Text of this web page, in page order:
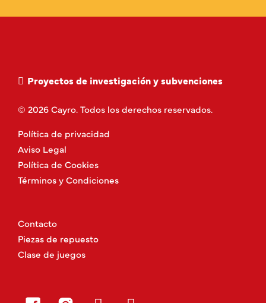
Proyectos de investigación y subvenciones
© 2026 Cayro. Todos los derechos reservados.
Política de privacidad
Aviso Legal
Política de Cookies
Términos y Condiciones
Contacto
Piezas de repuesto
Clase de juegos